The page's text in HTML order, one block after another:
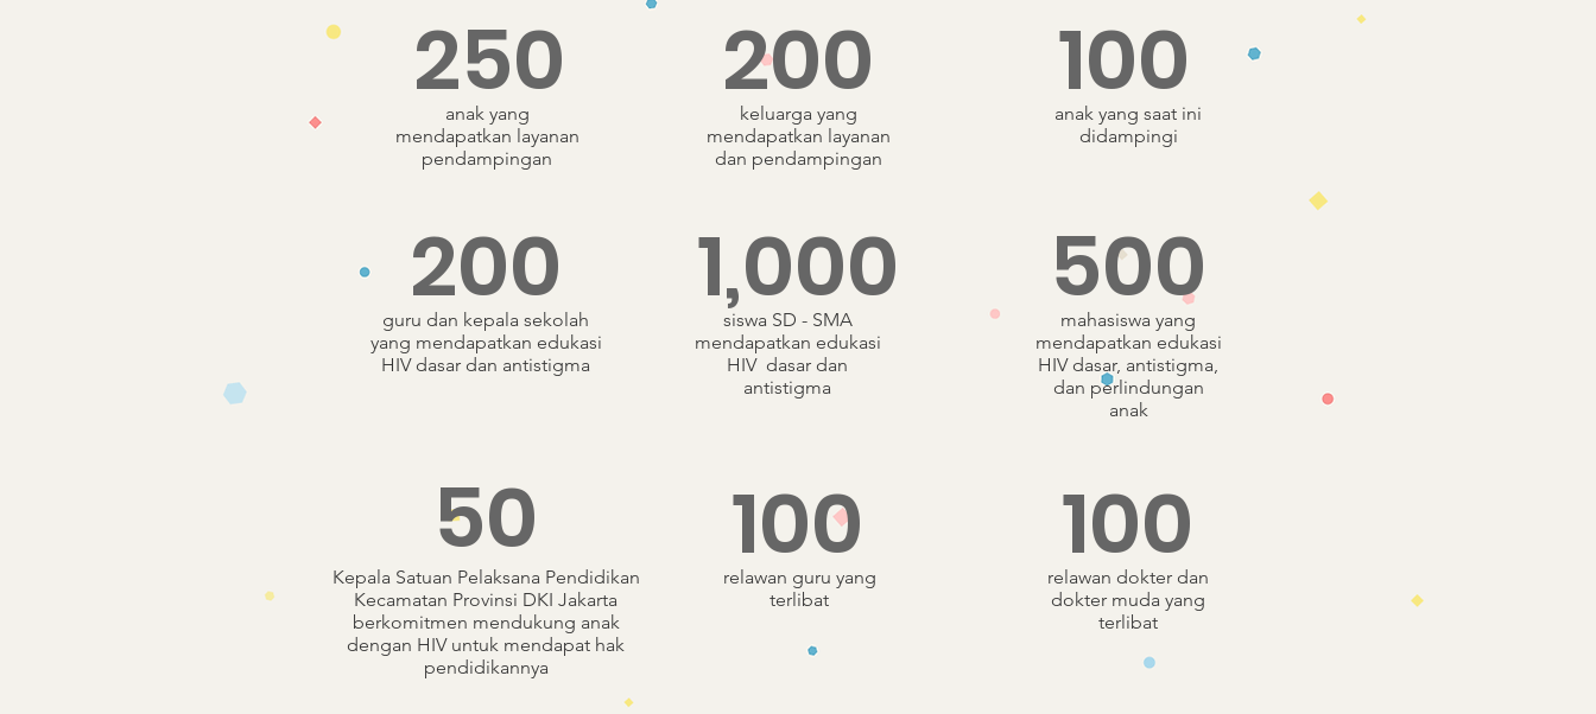
anak yang
mendapatkan layanan
pendampingan
250
guru dan kepala sekolah
yang mendapatkan edukasi
HIV dasar dan antistigma
200
keluarga yang
mendapatkan layanan
dan pendampingan
200
siswa SD - SMA
mendapatkan edukasi
HIV dasar dan
antistigma
1,000
Kepala Satuan Pelaksana Pendidikan
Kecamatan Provinsi DKI Jakarta
berkomitmen mendukung anak
dengan HIV untuk mendapat hak
pendidikannya
50
relawan guru yang
terlibat
100
anak yang saat ini
didampingi
100
mahasiswa yang
mendapatkan edukasi
HIV dasar, antistigma,
dan perlindungan
anak
500
relawan dokter dan
dokter muda yang
terlibat
100